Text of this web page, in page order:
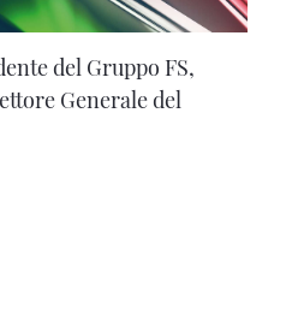
del Gruppo FS,
Generale del